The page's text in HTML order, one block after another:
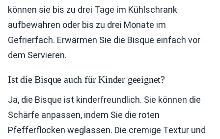
können sie bis zu drei Tage im Kühlschrank
aufbewahren oder bis zu drei Monate im
Gefrierfach. Erwärmen Sie die Bisque einfach vor
dem Servieren.
Ist die Bisque auch für Kinder geeignet?
Ja, die Bisque ist kinderfreundlich. Sie können die
Schärfe anpassen, indem Sie die roten
Pfefferflocken weglassen. Die cremige Textur und